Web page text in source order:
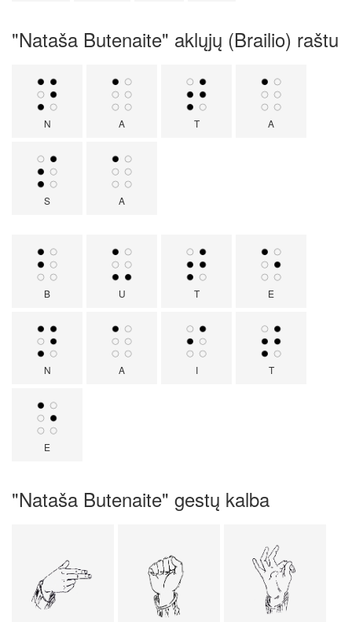
"Nataša Butenaite" aklųjų (Brailio) raštu
N A T A
S A
B U T E
N A I T
E
"Nataša Butenaite" gestų kalba